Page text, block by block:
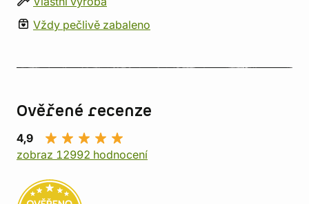
Vždy pečlivě zabaleno
Ověřené recenze
4,9
zobraz 12992 hodnocení